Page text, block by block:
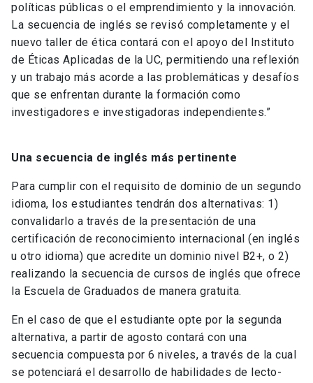
políticas públicas o el emprendimiento y la innovación.
La secuencia de inglés se revisó completamente y el
nuevo taller de ética contará con el apoyo del Instituto
de Éticas Aplicadas de la UC, permitiendo una reflexión
y un trabajo más acorde a las problemáticas y desafíos
que se enfrentan durante la formación como
investigadores e investigadoras independientes.”
Una secuencia de inglés más pertinente
Para cumplir con el requisito de dominio de un segundo
idioma, los estudiantes tendrán dos alternativas: 1)
convalidarlo a través de la presentación de una
certificación de reconocimiento internacional (en inglés
u otro idioma) que acredite un dominio nivel B2+, o 2)
realizando la secuencia de cursos de inglés que ofrece
la Escuela de Graduados de manera gratuita.
En el caso de que el estudiante opte por la segunda
alternativa, a partir de agosto contará con una
secuencia compuesta por 6 niveles, a través de la cual
se potenciará el desarrollo de habilidades de lecto-